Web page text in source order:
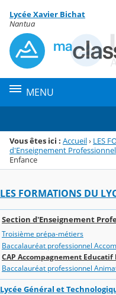
Menu de la rubrique
Contenu
Lycée Xavier Bichat
Nantua
MENU
Vous êtes ici : Accueil› LES
d'Enseignement Professionnel
Enfance
LES FORMATIONS DU
Section d'Enseignement
Troisième prépa-métiers
Baccalauréat professionnel
CAP Accompagnement
Baccalauréat professionnel
Lycée Général et